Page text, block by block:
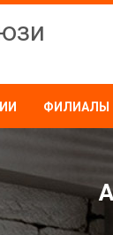
ФИЛИАЛЫ